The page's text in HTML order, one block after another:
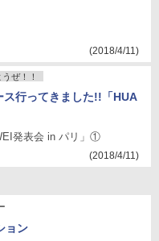
(2018/4/11)
ぜ！！
行ってきました!!「HUA
発表会 in パリ」①
(2018/4/11)
ョン